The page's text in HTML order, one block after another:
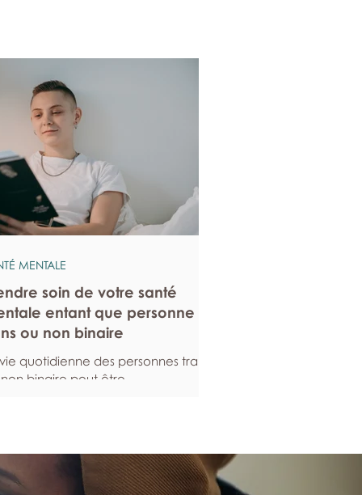
soin de votre santé
entant que personne
ou non binaire
quotidienne des personnes trans
binaire peut être
temps difficiles. Construire un
de soutien de l’affirmation du
MENTALE